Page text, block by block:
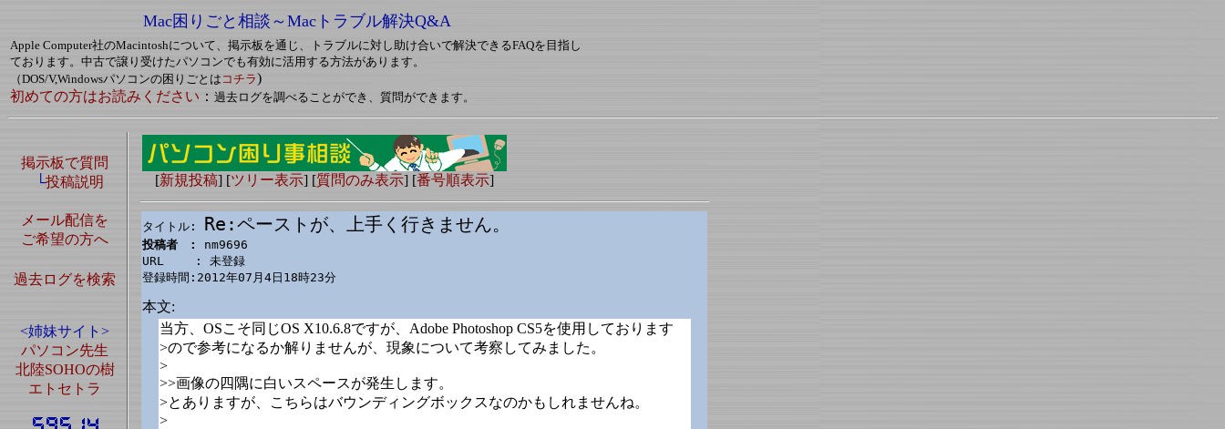
Mac困りごと相談～Macトラブル解決Q&A
Apple Computer社のMacintoshについて、掲示板を通じ、トラブルに対し助け合いで解決できるFAQを目指し
ております。中古で譲り受けたパソコンでも有効に活用する方法があります。
（DOS/V,Windowsパソコンの困りごとは コチラ)
初めての方はお読みください ： 過去ログを調べることができ、質問ができます。
[新規投稿] [ツリー表示] [質問のみ表示] [番号順表示]
タイトル: Re:ペーストが、上手く行きません。
投稿者　: nm9696
URL　　 : 未登録
登録時間:2012年07月4日18時23分
本文:
当方、OSこそ同じOS X10.6.8ですが、Adobe Photoshop CS5を使用しております
>ので参考になるか解りませんが、現象について考察してみました。
>
>>画像の四隅に白いスペースが発生します。
>とありますが、こちらはバウンディングボックスなのかもしれませんね。
>
掲示板で質問
└投稿説明
メール配信を
ご希望の方へ
過去ログを検索
<姉妹サイト>
パソコン先生
北陸SOHOの樹
エトセトラ